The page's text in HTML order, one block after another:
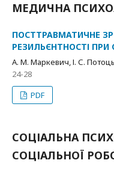
МЕДИЧНА
ПОСТТРАВМАТИЧНЕ
РЕЗИЛЬЄНТНОСТІ
А. М. Маркевич, І. С.
24-28
PDF
СОЦІАЛЬНА
СОЦІАЛЬНОЇ